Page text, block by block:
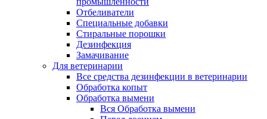
Отбеливатели
Специальные добавки
Стиральные порошки
Дезинфекция
Замачивание
Для ветеринарии
Все средства дезинфекции в ветеринарии
Обработка копыт
Обработка вымени
Вся Обработка вымени